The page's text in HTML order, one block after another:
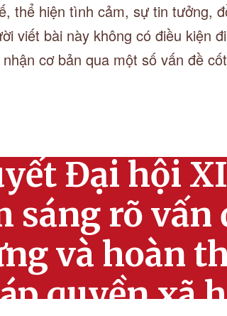
thể hiện tình cảm, sự tin tưởng,
viết bài này không có điều kiện
cơ bản qua một số vấn đề
Đại hội
sáng rõ vấn
và hoàn
quyền xã